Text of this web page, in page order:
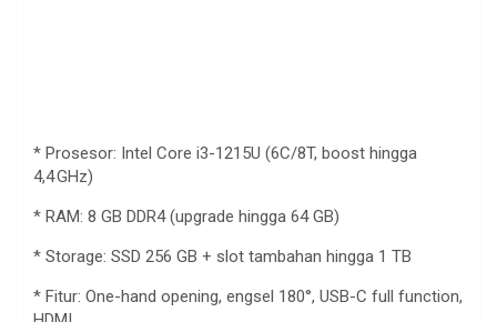
* Prosesor: Intel Core i3-1215U (6C/8T, boost hingga
4,4GHz)
* RAM: 8 GB DDR4 (upgrade hingga 64 GB)
* Storage: SSD 256 GB + slot tambahan hingga 1 TB
* Fitur: One-hand opening, engsel 180°, USB-C full function,